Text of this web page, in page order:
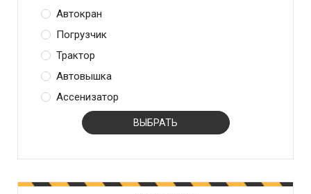
Автокран
Погрузчик
Трактор
Автовышка
Ассенизатор